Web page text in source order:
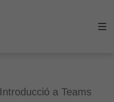
Introducció a Teams